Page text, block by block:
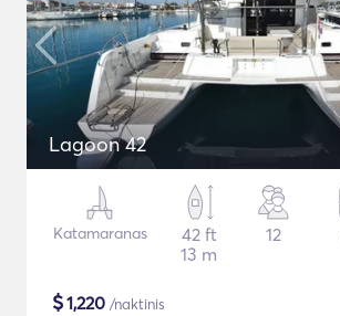
Lagoon 42
Katamaranas
42 ft
13 m
12
$1,220 /naktinis